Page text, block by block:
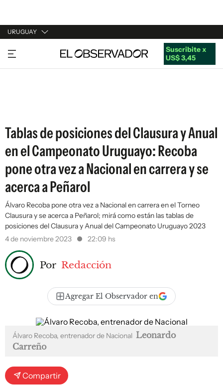
URUGUAY
URUGUAY
ARGENTINA
Suscribite x
US$ 3,45
Tablas de posiciones del Clausura y Anual
en el Campeonato Uruguayo: Recoba
pone otra vez a Nacional en carrera y se
acerca a Peñarol
Álvaro Recoba pone otra vez a Nacional en carrera en el Torneo
Clausura y se acerca a Peñarol; mirá como están las tablas de
posiciones del Clausura y Anual del Campeonato Uruguayo 2023
4 de noviembre 2023
22:09 hs
Por Redacción
Agregar El Observador en
Álvaro Recoba, entrenador de Nacional Leonardo
Carreño
Compartir